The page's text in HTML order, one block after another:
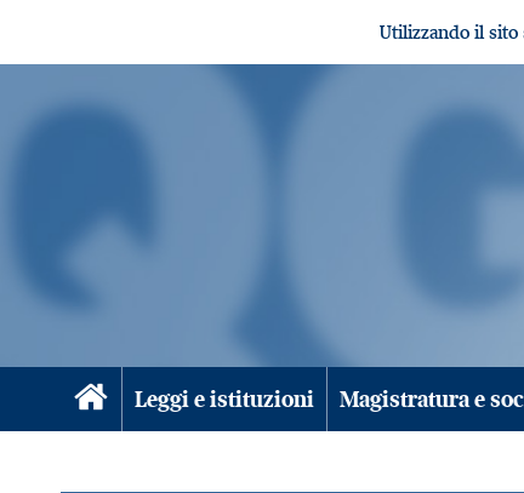
Utilizzando il sito
Leggi e istituzioni Magistratura e